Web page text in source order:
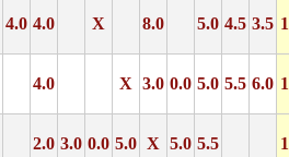
4.0 4.0 X 8.0 5.0 4.5 3.5
4.0 X 3.0 0.0 5.0 5.5 6.0
2.0 3.0 0.0 5.0 X 5.0 5.5